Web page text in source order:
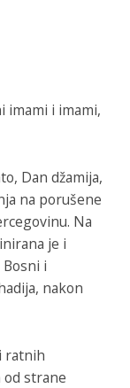
imami i imami,
Dan džamija,
na porušene
Na
je i
i
nakon
ratnih
strane